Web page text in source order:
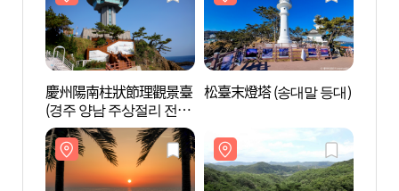
慶州陽南柱狀節理觀景臺
(경주 양남 주상절리 전망
대)
松臺末燈塔 (송대말 등대)